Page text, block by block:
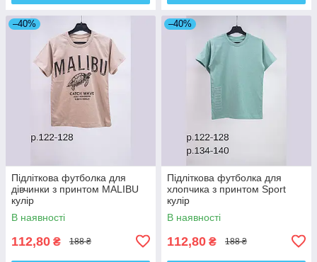
–40%
Підліткова футболка для
дівчинки з принтом MALIBU
кулір
В наявності
112,80 ₴ 188 ₴
–40%
Підліткова футболка для
хлопчика з принтом Sport
кулір
В наявності
112,80 ₴ 188 ₴